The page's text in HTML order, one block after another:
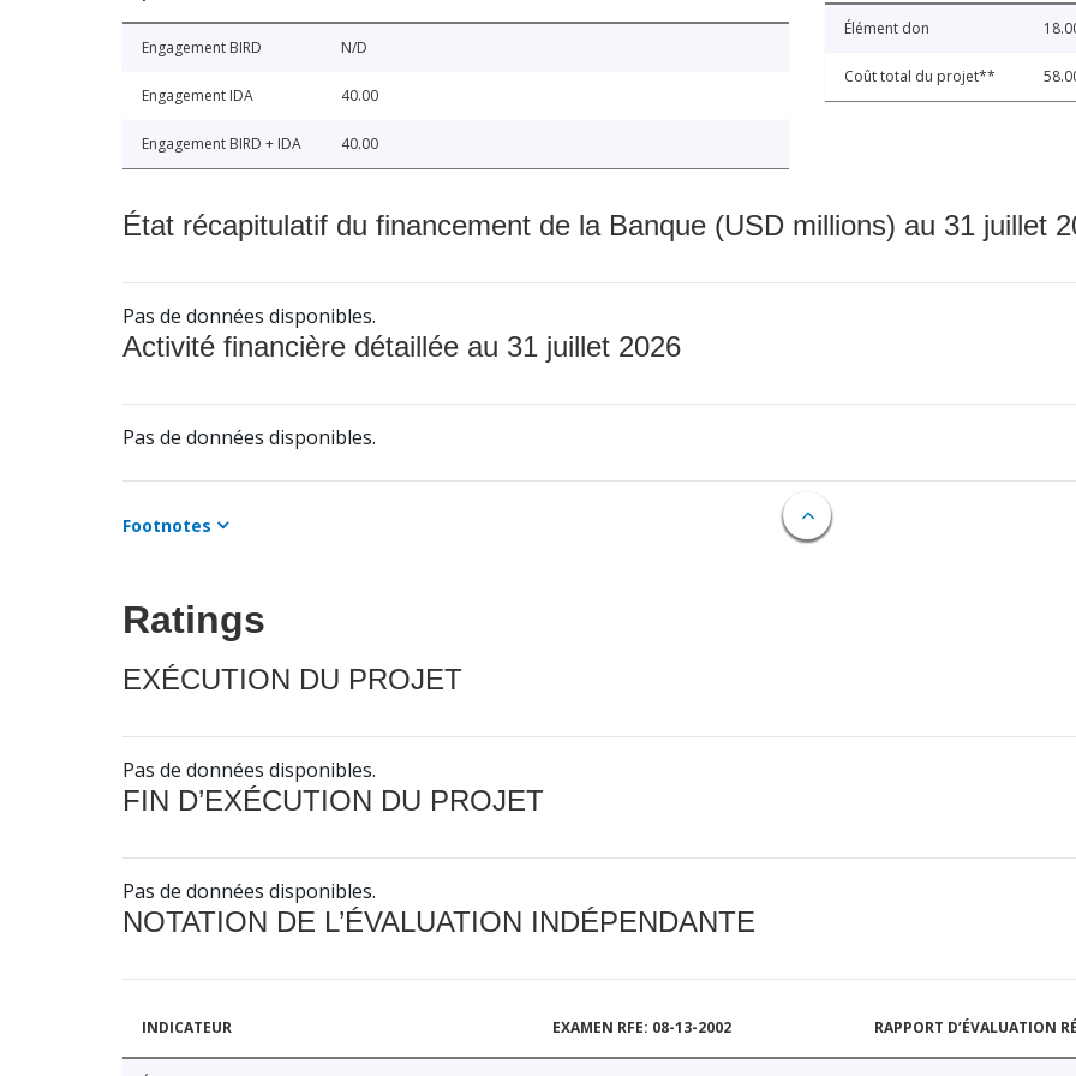
Engagement BIRD N/D
Engagement IDA 40.00
Engagement BIRD + IDA 40.00
Élément don
Coût total du projet**
État récapitulatif du financement de la Banque (USD millions) au 31 juillet
Pas de données disponibles.
Activité financière détaillée au 31 juillet 2026
Pas de données disponibles.
Footnotes
Ratings
EXÉCUTION DU PROJET
Pas de données disponibles.
FIN D’EXÉCUTION DU PROJET
Pas de données disponibles.
NOTATION DE L’ÉVALUATION INDÉPENDANTE
INDICATEUR EXAMEN RFE: 08-13-2002 RAPPORT D’ÉVALUATION